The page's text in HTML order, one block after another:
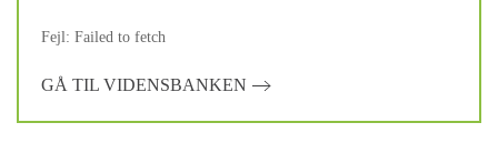
Fejl: Failed to fetch
GÅ TIL VIDENSBANKEN